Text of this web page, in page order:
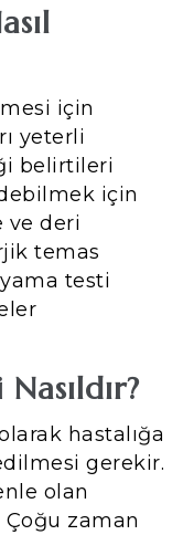
için
yeterli
belirtileri
için
ve deri
temas
testi
hastalığa
gerekir.
olan
Çoğu zaman